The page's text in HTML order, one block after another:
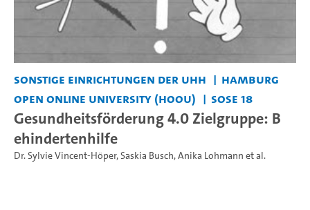
Sonstige Einrichtungen der UHH
Hamburg
Open Online University (HOOU)
SoSe 18
Gesundheitsförderung 4.0 Zielgruppe: B
ehindertenhilfe
Dr. Sylvie Vincent-Höper,Saskia Busch,Anika Lohmann et al.